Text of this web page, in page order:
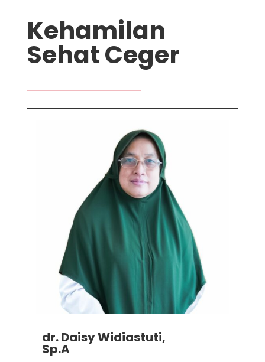
Kehamilan
Sehat Ceger
dr.Daisy Widiastuti,
Sp.A